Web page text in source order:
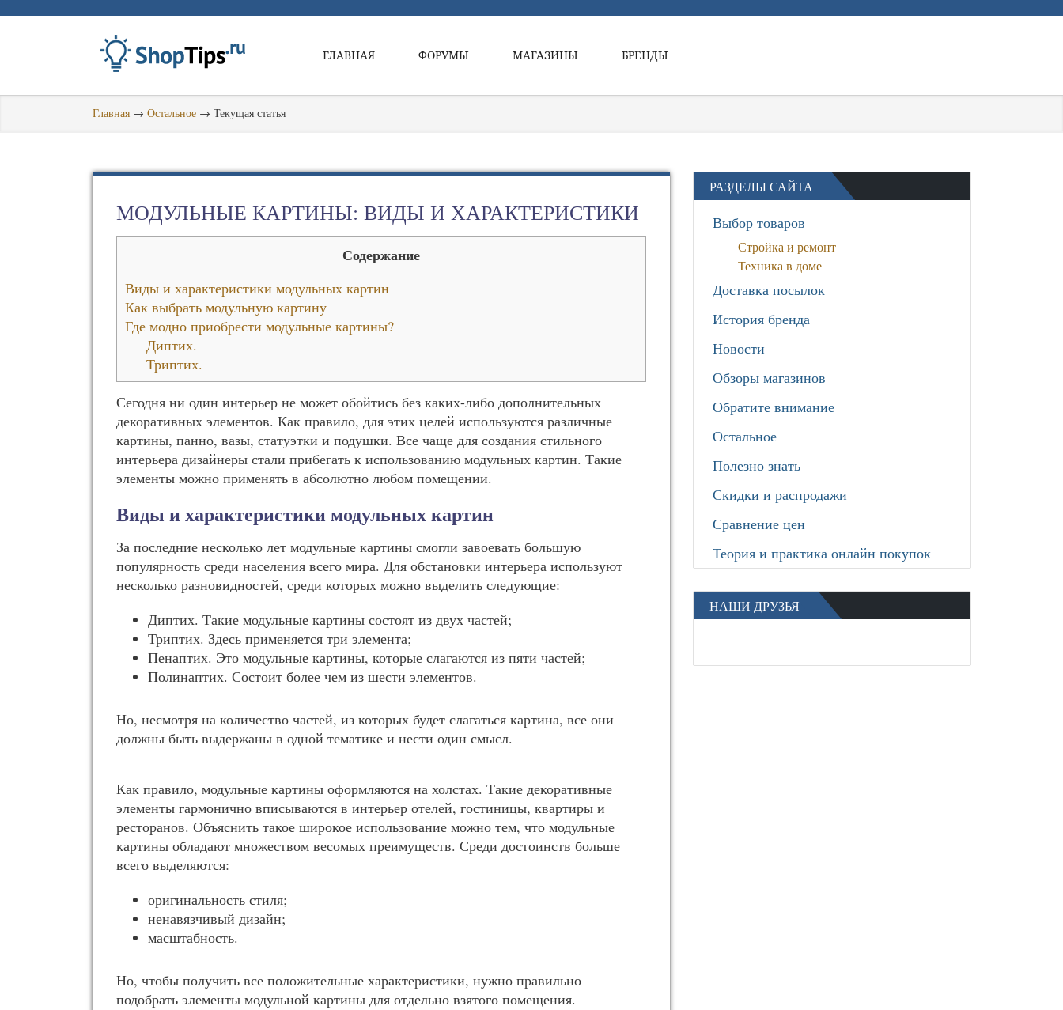
ГЛАВНАЯ ФОРУМЫ МАГАЗИНЫ БРЕНДЫ
Главная → Остальное → Текущая статья
МОДУЛЬНЫЕ КАРТИНЫ: ВИДЫ И ХАРАКТЕРИСТИКИ
Содержание
Виды и характеристики модульных картин
Как выбрать модульную картину
Где модно приобрести модульные картины?
Диптих.
Триптих.
Сегодня ни один интерьер не может обойтись без каких-либо дополнительных
декоративных элементов. Как правило, для этих целей используются различные
картины, панно, вазы, статуэтки и подушки. Все чаще для создания стильного
интерьера дизайнеры стали прибегать к использованию модульных картин. Такие
элементы можно применять в абсолютно любом помещении.
Виды и характеристики модульных картин
За последние несколько лет модульные картины смогли завоевать большую
популярность среди населения всего мира. Для обстановки интерьера используют
несколько разновидностей, среди которых можно выделить следующие:
Диптих. Такие модульные картины состоят из двух частей;
Триптих. Здесь применяется три элемента;
Пенаптих. Это модульные картины, которые слагаются из пяти частей;
Полинаптих. Состоит более чем из шести элементов.
Но, несмотря на количество частей, из которых будет слагаться картина, все они
должны быть выдержаны в одной тематике и нести один смысл.
Как правило, модульные картины оформляются на холстах. Такие декоративные
элементы гармонично вписываются в интерьер отелей, гостиницы, квартиры и
ресторанов. Объяснить такое широкое использование можно тем, что модульные
картины обладают множеством весомых преимуществ. Среди достоинств больше
всего выделяются:
оригинальность стиля;
ненавязчивый дизайн;
масштабность.
Но, чтобы получить все положительные характеристики, нужно правильно
подобрать элементы модульной картины для отдельно взятого помещения.
РАЗДЕЛЫ САЙТА
Выбор товаров
Стройка и ремонт
Техника в доме
Доставка посылок
История бренда
Новости
Обзоры магазинов
Обратите внимание
Остальное
Полезно знать
Скидки и распродажи
Сравнение цен
Теория и практика онлайн покупок
НАШИ ДРУЗЬЯ